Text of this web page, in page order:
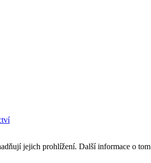
jejich prohlížení. Další informace o tom